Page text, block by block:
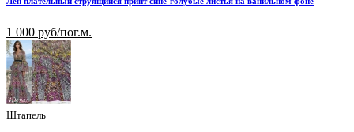
1 000 руб/пог.м.
Штапель